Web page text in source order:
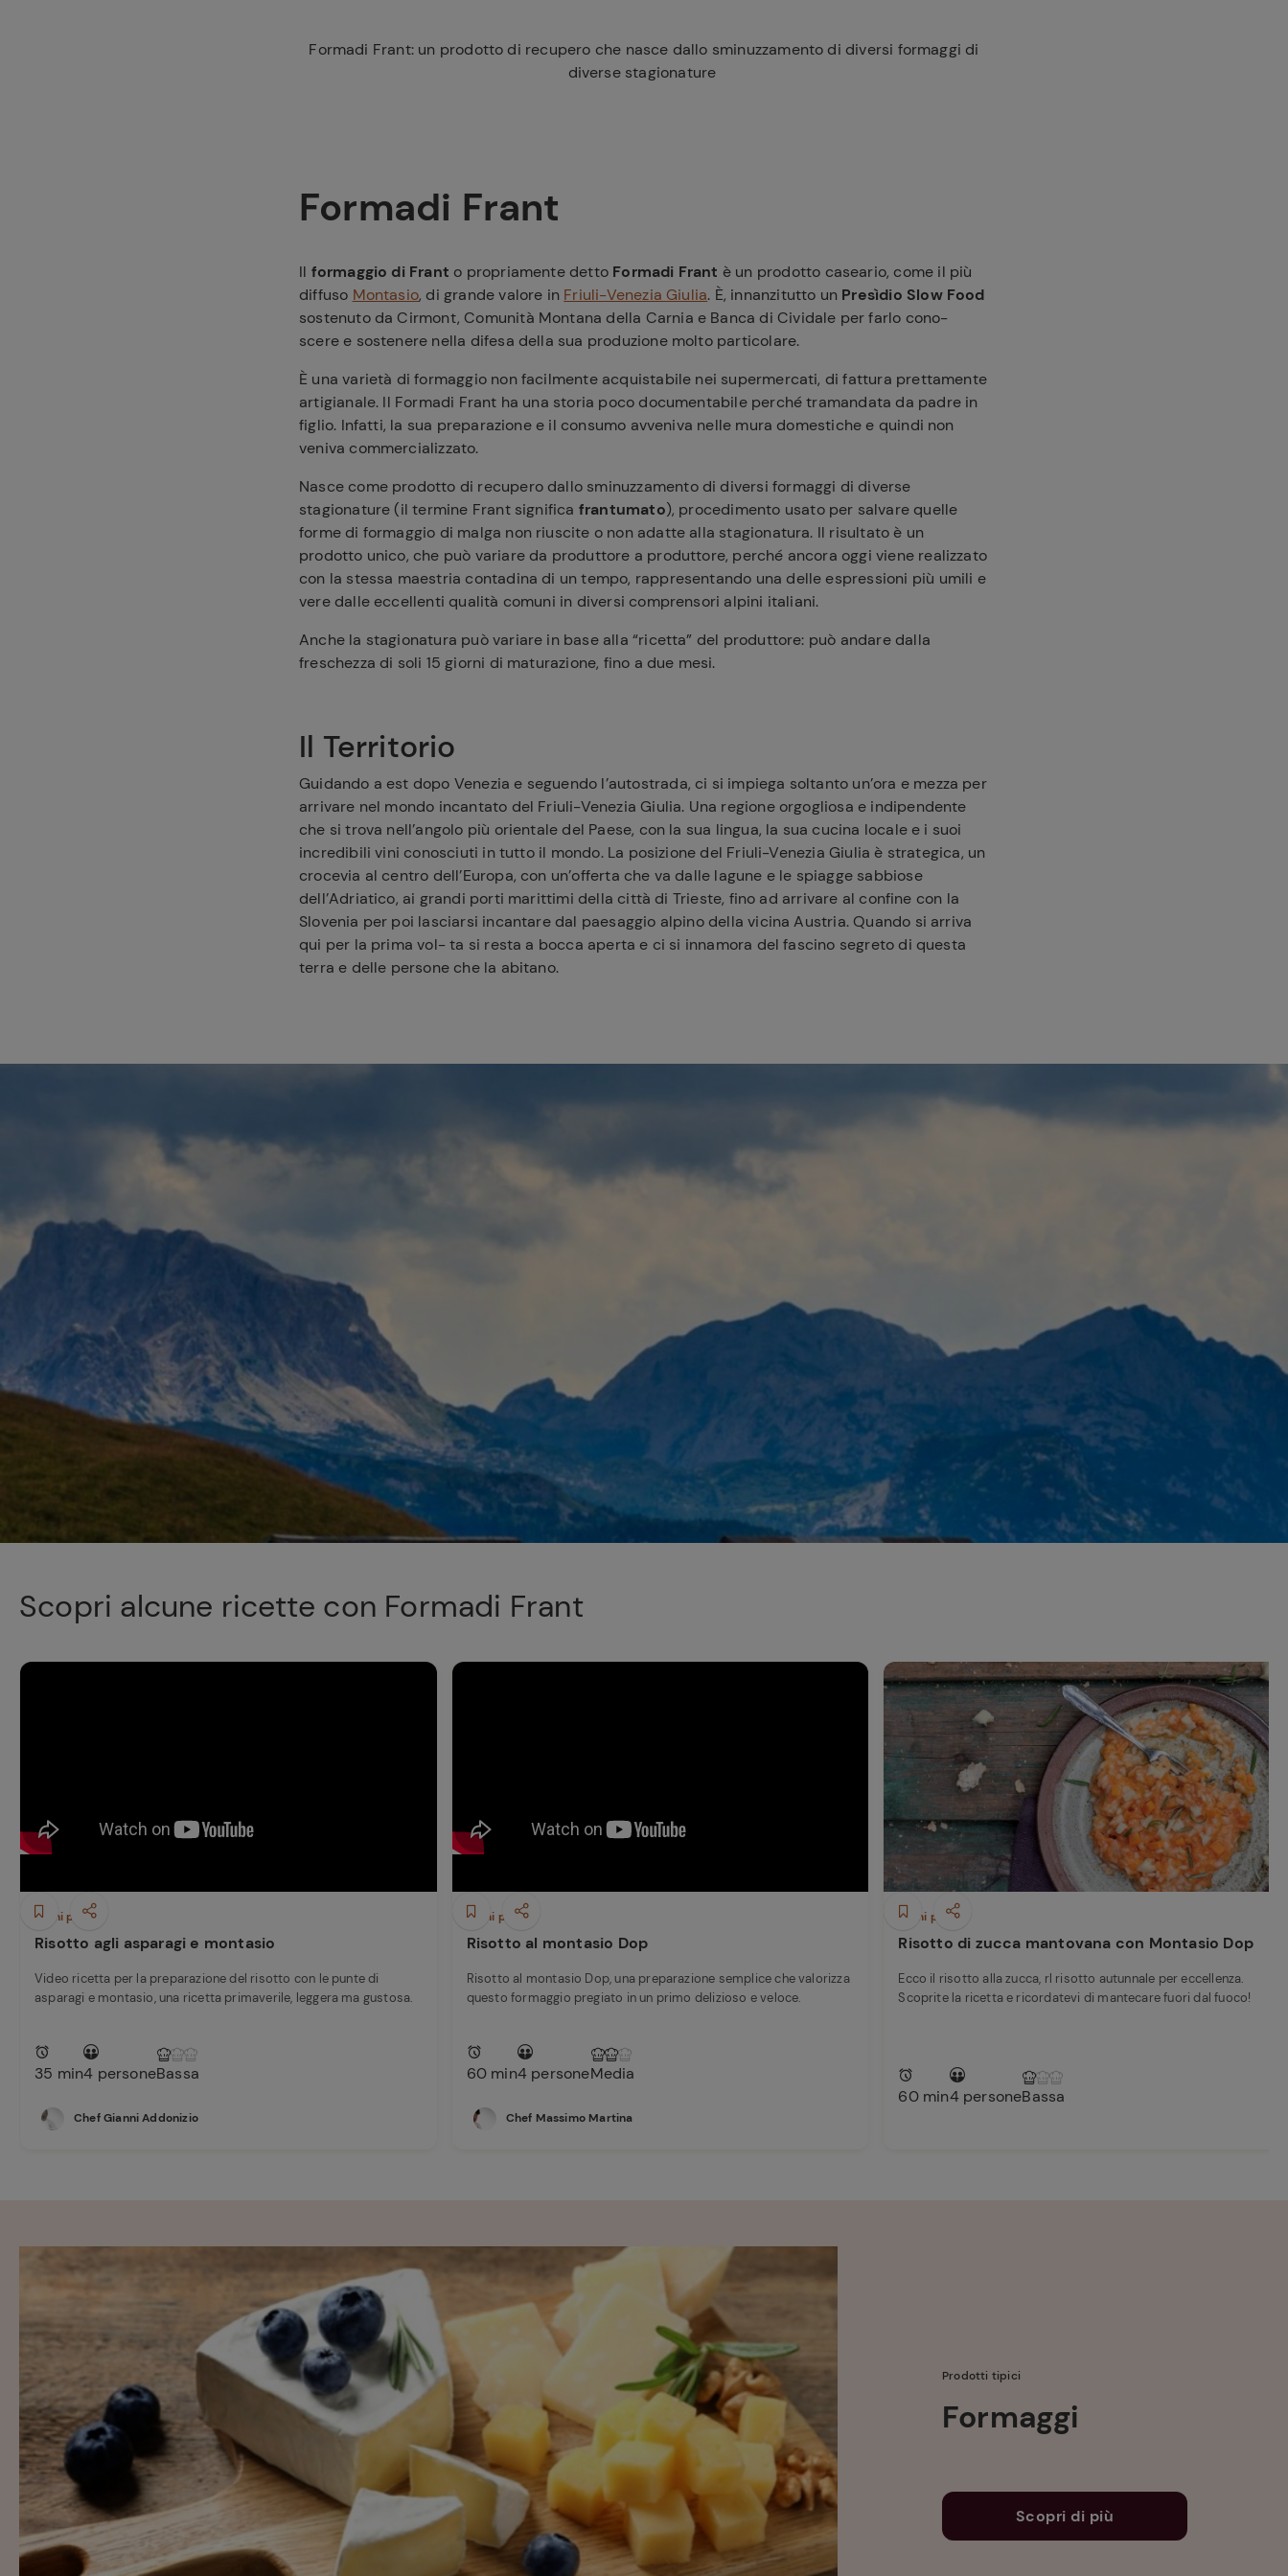
Formadi Frant: un prodotto di recupero che nasce dallo sminuzzamento di diversi formaggi di
diverse stagionature
Formadi Frant
Il formaggio di Frant o propriamente detto Formadi Frant è un prodotto caseario, come il più
diffuso Montasio, di grande valore in Friuli-Venezia Giulia. È, innanzitutto un Presìdio Slow Food
sostenuto da Cirmont, Comunità Montana della Carnia e Banca di Cividale per farlo cono-
scere e sostenere nella difesa della sua produzione molto particolare.
È una varietà di formaggio non facilmente acquistabile nei supermercati, di fattura prettamente
artigianale. Il Formadi Frant ha una storia poco documentabile perché tramandata da padre in
figlio. Infatti, la sua preparazione e il consumo avveniva nelle mura domestiche e quindi non
veniva commercializzato.
Nasce come prodotto di recupero dallo sminuzzamento di diversi formaggi di diverse
stagionature (il termine Frant significa frantumato), procedimento usato per salvare quelle
forme di formaggio di malga non riuscite o non adatte alla stagionatura. Il risultato è un
prodotto unico, che può variare da produttore a produttore, perché ancora oggi viene realizzato
con la stessa maestria contadina di un tempo, rappresentando una delle espressioni più umili e
vere dalle eccellenti qualità comuni in diversi comprensori alpini italiani.
Anche la stagionatura può variare in base alla “ricetta” del produttore: può andare dalla
freschezza di soli 15 giorni di maturazione, fino a due mesi.
Il Territorio
Guidando a est dopo Venezia e seguendo l’autostrada, ci si impiega soltanto un’ora e mezza per
arrivare nel mondo incantato del Friuli-Venezia Giulia. Una regione orgogliosa e indipendente
che si trova nell’angolo più orientale del Paese, con la sua lingua, la sua cucina locale e i suoi
incredibili vini conosciuti in tutto il mondo. La posizione del Friuli-Venezia Giulia è strategica, un
crocevia al centro dell’Europa, con un’offerta che va dalle lagune e le spiagge sabbiose
dell’Adriatico, ai grandi porti marittimi della città di Trieste, fino ad arrivare al confine con la
Slovenia per poi lasciarsi incantare dal paesaggio alpino della vicina Austria. Quando si arriva
qui per la prima vol- ta si resta a bocca aperta e ci si innamora del fascino segreto di questa
terra e delle persone che la abitano.
Scopri alcune ricette con Formadi Frant
Primi piatti
Risotto agli asparagi e montasio
Video ricetta per la preparazione del risotto con le punte di
asparagi e montasio, una ricetta primaverile, leggera ma gustosa.
35 min4 personeBassa
Chef Gianni Addonizio
Primi piatti
Risotto al montasio Dop
Risotto al montasio Dop, una preparazione semplice che valorizza
questo formaggio pregiato in un primo delizioso e veloce.
60 min4 personeMedia
Chef Massimo Martina
Primi piatti
Risotto di zucca mantovana con Montasio Dop
Ecco il risotto alla zucca, rl risotto autunnale per eccellenza.
Scoprite la ricetta e ricordatevi di mantecare fuori dal fuoco!
60 min4 personeBassa
Prodotti tipici
Formaggi
Scopri di più